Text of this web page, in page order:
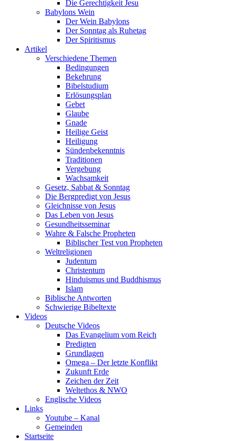
Die Gerechtigkeit Jesu
Babylons Wein
Der Wein Babylons
Der Sonntag als Ruhetag
Der Spiritismus
Artikel
Verschiedene Themen
Bedingungen
Bekehrung
Bibelstudium
Erlösungsplan
Gebet
Glaube
Gnade
Heilige Geist
Heiligung
Sündenbekenntnis
Traditionen
Vergebung
Wachsamkeit
Gesetz, Sabbat & Sonntag
Die Bergpredigt von Jesus
Gleichnisse von Jesus
Das Leben von Jesus
Gesundheitsseminar
Wahre & Falsche Propheten
Biblischer Test von Propheten
Weltreligionen
Judentum
Christentum
Hinduismus und Buddhismus
Islam
Biblische Antworten
Schwierige Bibeltexte
Videos
Deutsche Videos
Das Evangelium vom Reich
Predigten
Grundlagen
Omega – Der letzte Konflikt
Zukunft Erde
Zeichen der Zeit
Weltethos & NWO
Englische Videos
Links
Youtube – Kanal
Gemeinden
Startseite